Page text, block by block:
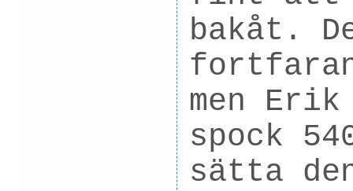
bakåt.
men
spock
sätta